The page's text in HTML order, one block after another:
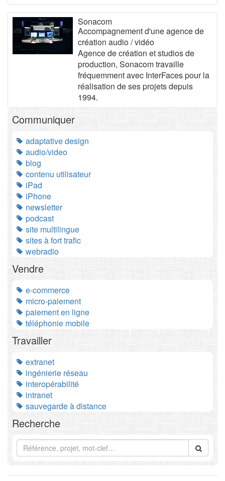
Sonacom
Accompagnement d'une agence de
création audio / vidéo
Agence de création et studios de
production, Sonacom travaille
fréquemment avec InterFaces pour la
réalisation de ses projets depuis
1994.
Communiquer
adaptative design
audio/video
blog
contenu utilisateur
iPad
iPhone
newsletter
podcast
site multilingue
sites à fort trafic
webradio
Vendre
e-commerce
micro-paiement
paiement en ligne
téléphonie mobile
Travailler
extranet
ingénierie réseau
interopérabilité
intranet
sauvegarde à distance
Recherche